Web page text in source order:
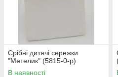
Срібні дитячі сережки
"Метелик" (5815-0-р)
В наявності